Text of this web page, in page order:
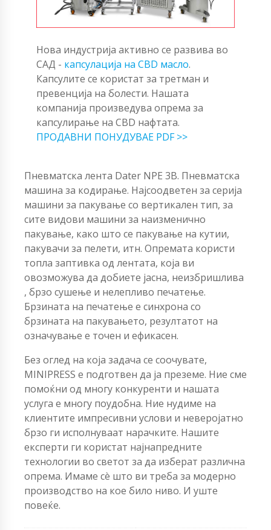
Нова индустрија активно се развива во
САД - капсулација на CBD масло.
Капсулите се користат за третман и
превенција на болести. Нашата
компанија произведува опрема за
капсулирање на CBD нафтата.
ПРОДАВНИ ПОНУДУВАЕ PDF >>
Пневматска лента Dater NPE 3B. Пневматска
машина за кодирање. Најсоодветен за серија
машини за пакување со вертикален тип, за
сите видови машини за наизменично
пакување, како што се пакување на кутии,
пакувачи за пелети, итн. Опремата користи
топла заптивка од лентата, која ви
овозможува да добиете јасна, неизбришлива
, брзо сушење и нелепливо печатење.
Брзината на печатење е синхрона со
брзината на пакувањето, резултатот на
означување е точен и ефикасен.
Без оглед на која задача се соочувате,
MINIPRESS е подготвен да ја преземе. Ние сме
помоќни од многу конкуренти и нашата
услуга е многу поудобна. Ние нудиме на
клиентите импресивни услови и неверојатно
брзо ги исполнуваат нарачките. Нашите
експерти ги користат најнапредните
технологии во светот за да изберат различна
опрема. Имаме сè што ви треба за модерно
производство на кое било ниво. И уште
повеќе.